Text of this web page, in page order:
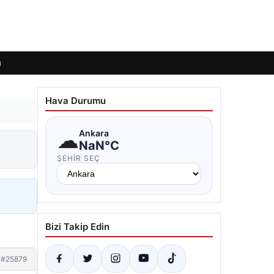
#25879
Hava Durumu
☁Ankara
NaN°C
ŞEHIR SEÇ
Bizi Takip Edin